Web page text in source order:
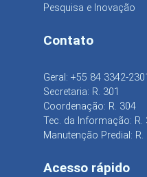
Pesquisa e Inovação
Contato
Geral: +55 84 3342-2301
Secretaria: R. 301
Coordenação: R. 304
Tec. da Informação: R.
Manutenção Predial: R.
Acesso rápido